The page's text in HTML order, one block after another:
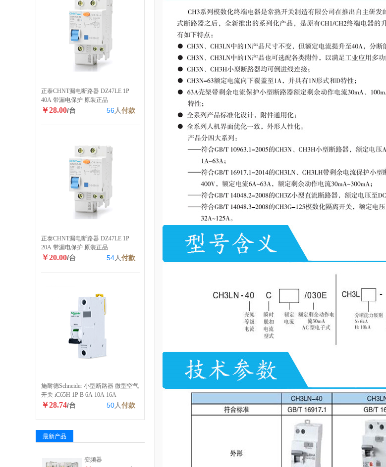
正泰CHNT漏电断路器 DZ47LE 1P
40A 带漏电保护 原装正品
￥28.00/台 56人付款
正泰CHNT漏电断路器 DZ47LE 1P
20A 带漏电保护 原装正品
￥20.00/台 54人付款
施耐德Schneider 小型断路器 微型空气
开关 iC65H 1P B 6A 10A 16A
￥28.74/台 50人付款
最新产品
变频器